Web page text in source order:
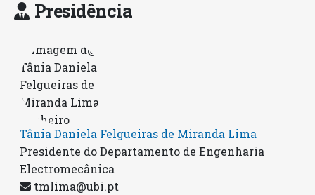
Presidência
Tânia Daniela Felgueiras de Miranda Lima
Presidente do Departamento de Engenharia
Electromecânica
tmlima@ubi.pt